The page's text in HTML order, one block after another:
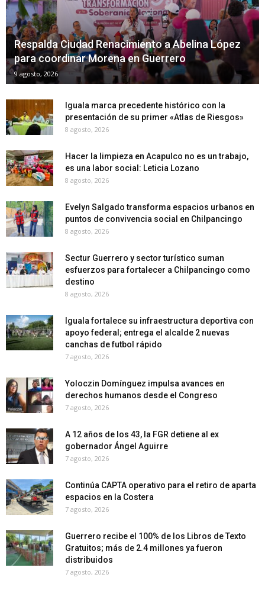
Respalda Ciudad Renacimiento a Abelina López
para coordinar Morena en Guerrero
9 agosto, 2026
Iguala marca precedente histórico con la
presentación de su primer «Atlas de Riesgos»
8 agosto, 2026
Hacer la limpieza en Acapulco no es un trabajo,
es una labor social: Leticia Lozano
8 agosto, 2026
Evelyn Salgado transforma espacios urbanos en
puntos de convivencia social en Chilpancingo
8 agosto, 2026
Sectur Guerrero y sector turístico suman
esfuerzos para fortalecer a Chilpancingo como
destino
8 agosto, 2026
Iguala fortalece su infraestructura deportiva con
apoyo federal; entrega el alcalde 2 nuevas
canchas de futbol rápido
7 agosto, 2026
Yoloczin Domínguez impulsa avances en
derechos humanos desde el Congreso
7 agosto, 2026
A 12 años de los 43, la FGR detiene al ex
gobernador Ángel Aguirre
7 agosto, 2026
Continúa CAPTA operativo para el retiro de aparta
espacios en la Costera
7 agosto, 2026
Guerrero recibe el 100% de los Libros de Texto
Gratuitos; más de 2.4 millones ya fueron
distribuidos
7 agosto, 2026